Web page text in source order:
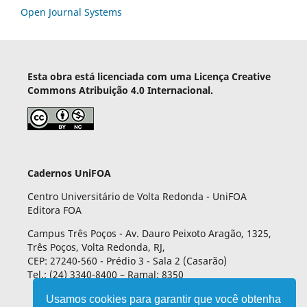
Usamos cookies para garantir que você obtenha
Open Journal Systems
Esta obra está licenciada com uma Licença Creative
Commons Atribuição 4.0 Internacional.
Cadernos UniFOA
Centro Universitário de Volta Redonda - UniFOA
Editora FOA
Campus Três Poços - Av. Dauro Peixoto Aragão, 1325,
Três Poços, Volta Redonda, RJ,
CEP: 27240-560 - Prédio 3 - Sala 2 (Casarão)
Tel.: (24) 3340-8400 – Ramal: 8350